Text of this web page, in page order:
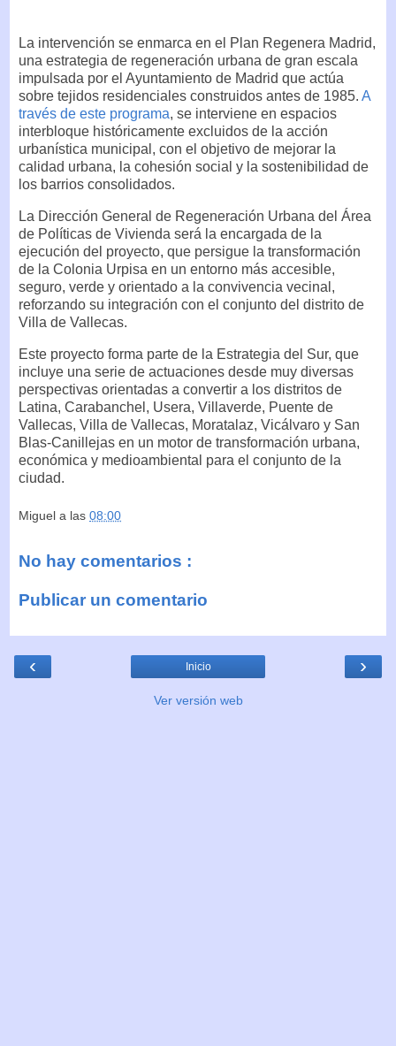
La intervención se enmarca en el Plan Regenera Madrid,
una estrategia de regeneración urbana de gran escala
impulsada por el Ayuntamiento de Madrid que actúa
sobre tejidos residenciales construidos antes de 1985. A
través de este programa, se interviene en espacios
interbloque históricamente excluidos de la acción
urbanística municipal, con el objetivo de mejorar la
calidad urbana, la cohesión social y la sostenibilidad de
los barrios consolidados.
La Dirección General de Regeneración Urbana del Área
de Políticas de Vivienda será la encargada de la
ejecución del proyecto, que persigue la transformación
de la Colonia Urpisa en un entorno más accesible,
seguro, verde y orientado a la convivencia vecinal,
reforzando su integración con el conjunto del distrito de
Villa de Vallecas.
Este proyecto forma parte de la Estrategia del Sur, que
incluye una serie de actuaciones desde muy diversas
perspectivas orientadas a convertir a los distritos de
Latina, Carabanchel, Usera, Villaverde, Puente de
Vallecas, Villa de Vallecas, Moratalaz, Vicálvaro y San
Blas-Canillejas en un motor de transformación urbana,
económica y medioambiental para el conjunto de la
ciudad.
Miguel a las 08:00
No hay comentarios :
Publicar un comentario
‹ ›
Inicio
Ver versión web